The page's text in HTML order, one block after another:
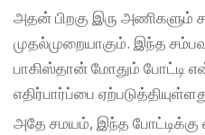
அதன் பிறகு இரு அணிகளும்
முதல்முறையாகும். இந்த
பாகிஸ்தான் மோதும் போட்டி
எதிர்பார்ப்பை
அதே சமயம், இந்த போட்டிக்கு